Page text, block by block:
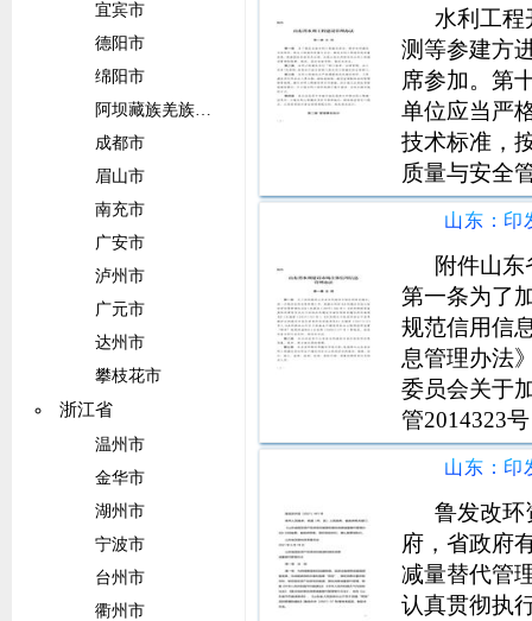
宜宾市
德阳市
绵阳市
阿坝藏族羌族自治州
成都市
眉山市
南充市
广安市
泸州市
广元市
达州市
攀枝花市
浙江省
温州市
金华市
湖州市
宁波市
台州市
衢州市
水利工程
测等参建方
席参加。第
单位应当严
技术标准，
质量与安全
理单位控制
体系，大中
实行第三方
附件山东
第一条为了
规范信用信
息管理办法
委员会关于
管2014323
市场正常秩
公厅关于实
（办水保
鲁发改环
府，省政府
减量替代管
认真贯彻执